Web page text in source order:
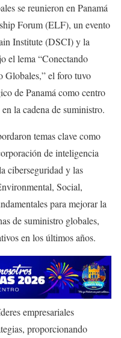
se reunieron en Panamá
Forum (ELF), un evento
Institute (DSCI) y la
el lema “Conectando
Globales,” el foro tuvo
de Panamá como centro
la cadena de suministro.
temas clave como
de inteligencia
ciberseguridad y las
Social,
para mejorar la
de suministro globales,
en los últimos años.
empresariales
proporcionando